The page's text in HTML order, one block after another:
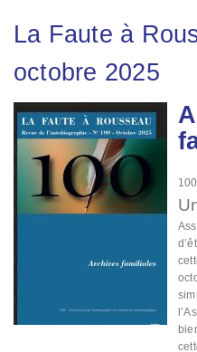
La Faute à
octobre 2025
Image
100